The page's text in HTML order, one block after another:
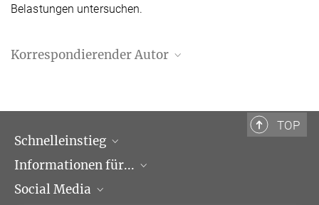
Belastungen untersuchen.
Korrespondierender Autor
TOP
Schnelleinstieg
Forschungsgruppen
Veranstaltungen
Informationen für...
Journalisten
Social Media